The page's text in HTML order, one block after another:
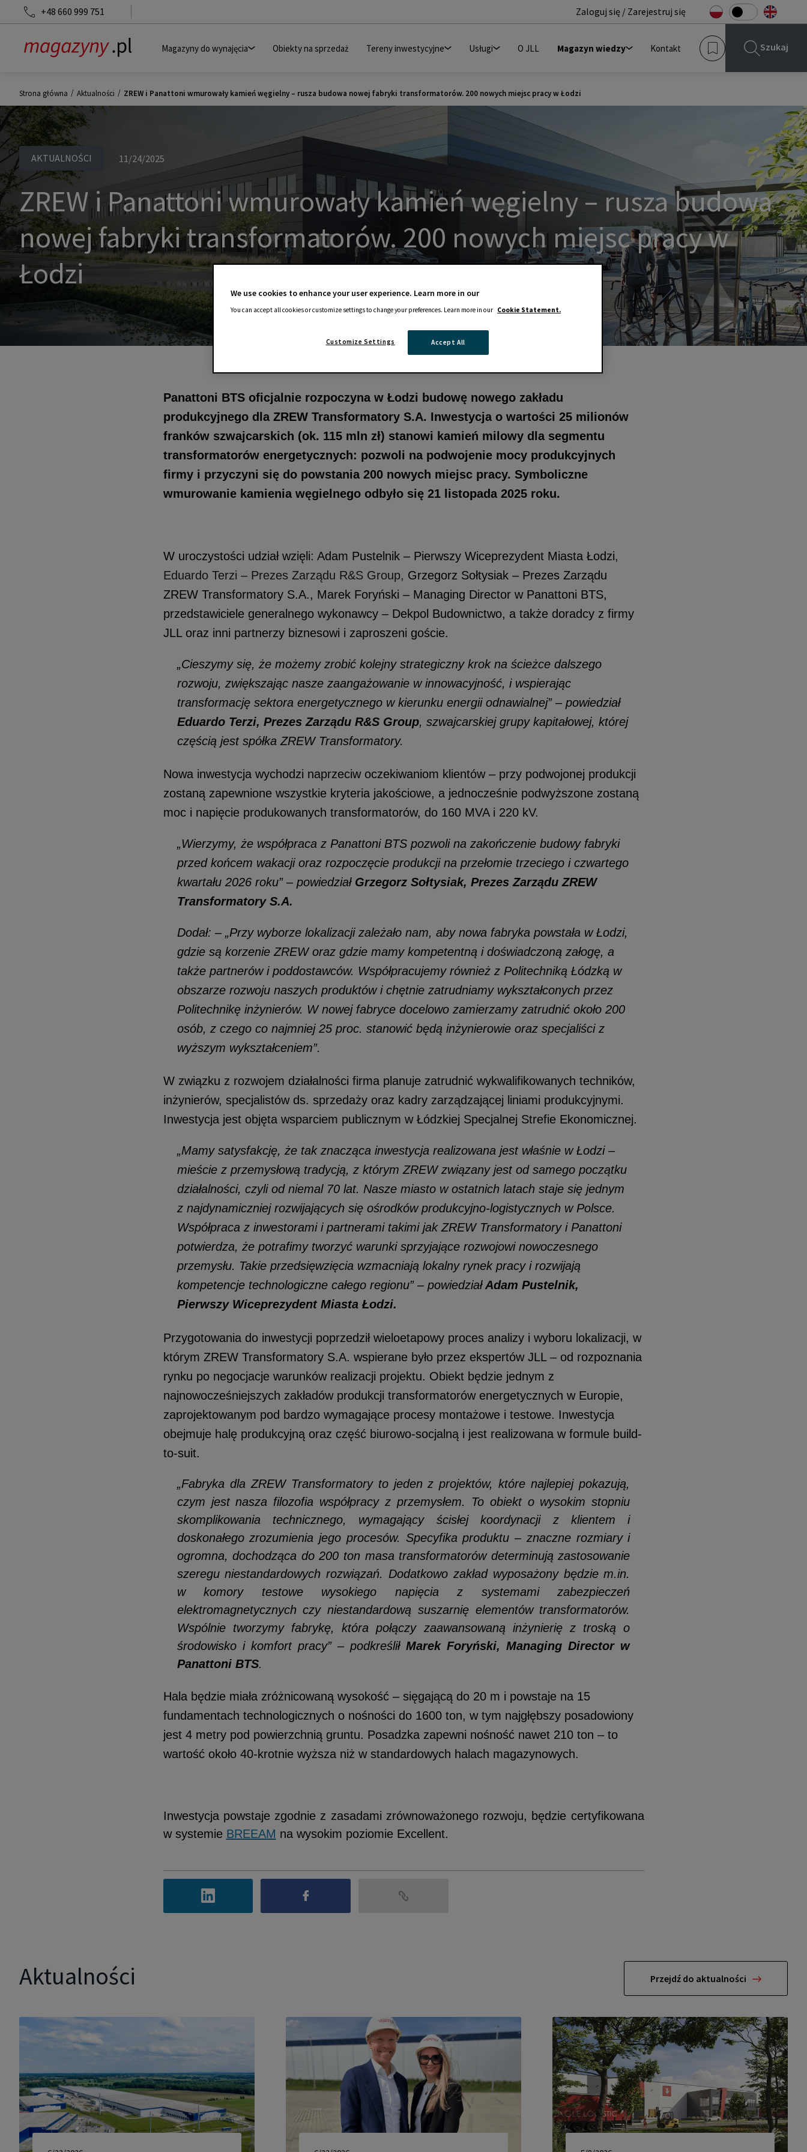
+48 660 999 751 Zaloguj się / Zarejestruj się
Magazyny do wynajęcia Obiekty na sprzedaż Tereny inwestycyjne Usługi O JLL Magazyn wiedzy Kontakt Szukaj
Strona główna / Aktualności / ZREW i Panattoni wmurowały kamień węgielny – rusza budowa nowej fabryki transformatorów. 200 nowych miejsc pracy w Łodzi
AKTUALNOŚCI 11/24/2025
ZREW i Panattoni wmurowały kamień węgielny – rusza budowa
nowej fabryki transformatorów. 200 nowych miejsc pracy w
Łodzi
Panattoni BTS oficjalnie rozpoczyna w Łodzi budowę nowego zakładu
produkcyjnego dla ZREW Transformatory S.A. Inwestycja o wartości 25 milionów
franków szwajcarskich (ok. 115 mln zł) stanowi kamień milowy dla segmentu
transformatorów energetycznych: pozwoli na podwojenie mocy produkcyjnych
firmy i przyczyni się do powstania 200 nowych miejsc pracy. Symboliczne
wmurowanie kamienia węgielnego odbyło się 21 listopada 2025 roku.
W uroczystości udział wzięli: Adam Pustelnik – Pierwszy Wiceprezydent Miasta Łodzi,
Eduardo Terzi – Prezes Zarządu R&S Group, Grzegorz Sołtysiak – Prezes Zarządu
ZREW Transformatory S.A., Marek Foryński – Managing Director w Panattoni BTS,
przedstawiciele generalnego wykonawcy – Dekpol Budownictwo, a także doradcy z firmy
JLL oraz inni partnerzy biznesowi i zaproszeni goście.
„Cieszymy się, że możemy zrobić kolejny strategiczny krok na ścieżce dalszego
rozwoju, zwiększając nasze zaangażowanie w innowacyjność, i wspierając
transformację sektora energetycznego w kierunku energii odnawialnej” – powiedział
Eduardo Terzi, Prezes Zarządu R&S Group, szwajcarskiej grupy kapitałowej, której
częścią jest spółka ZREW Transformatory.
Nowa inwestycja wychodzi naprzeciw oczekiwaniom klientów – przy podwojonej produkcji
zostaną zapewnione wszystkie kryteria jakościowe, a jednocześnie podwyższone zostaną
moc i napięcie produkowanych transformatorów, do 160 MVA i 220 kV.
„Wierzymy, że współpraca z Panattoni BTS pozwoli na zakończenie budowy fabryki
przed końcem wakacji oraz rozpoczęcie produkcji na przełomie trzeciego i czwartego
kwartału 2026 roku” – powiedział Grzegorz Sołtysiak, Prezes Zarządu ZREW
Transformatory S.A.
Dodał: – „Przy wyborze lokalizacji zależało nam, aby nowa fabryka powstała w Łodzi,
gdzie są korzenie ZREW oraz gdzie mamy kompetentną i doświadczoną załogę, a
także partnerów i poddostawców. Współpracujemy również z Politechniką Łódzką w
obszarze rozwoju naszych produktów i chętnie zatrudniamy wykształconych przez
Politechnikę inżynierów. W nowej fabryce docelowo zamierzamy zatrudnić około 200
osób, z czego co najmniej 25 proc. stanowić będą inżynierowie oraz specjaliści z
wyższym wykształceniem”.
W związku z rozwojem działalności firma planuje zatrudnić wykwalifikowanych techników,
inżynierów, specjalistów ds. sprzedaży oraz kadry zarządzającej liniami produkcyjnymi.
Inwestycja jest objęta wsparciem publicznym w Łódzkiej Specjalnej Strefie Ekonomicznej.
„Mamy satysfakcję, że tak znacząca inwestycja realizowana jest właśnie w Łodzi –
mieście z przemysłową tradycją, z którym ZREW związany jest od samego początku
działalności, czyli od niemal 70 lat. Nasze miasto w ostatnich latach staje się jednym
z najdynamiczniej rozwijających się ośrodków produkcyjno-logistycznych w Polsce.
Współpraca z inwestorami i partnerami takimi jak ZREW Transformatory i Panattoni
potwierdza, że potrafimy tworzyć warunki sprzyjające rozwojowi nowoczesnego
przemysłu. Takie przedsięwzięcia wzmacniają lokalny rynek pracy i rozwijają
kompetencje technologiczne całego regionu” – powiedziałAdam Pustelnik,
Pierwszy Wiceprezydent Miasta Łodzi.
Przygotowania do inwestycji poprzedził wieloetapowy proces analizy i wyboru lokalizacji, w
którym ZREW Transformatory S.A. wspierane było przez ekspertów JLL – od rozpoznania
rynku po negocjacje warunków realizacji projektu. Obiekt będzie jednym z
najnowocześniejszych zakładów produkcji transformatorów energetycznych w Europie,
zaprojektowanym pod bardzo wymagające procesy montażowe i testowe. Inwestycja
obejmuje halę produkcyjną oraz część biurowo-socjalną i jest realizowana w formule build-
to-suit.
„Fabryka dla ZREW Transformatory to jeden z projektów, które najlepiej pokazują,
czym jest nasza filozofia współpracy z przemysłem. To obiekt o wysokim stopniu
skomplikowania technicznego, wymagający ścisłej koordynacji z klientem i
doskonałego zrozumienia jego procesów. Specyfika produktu – znaczne rozmiary i
ogromna, dochodząca do 200 ton masa transformatorów determinują zastosowanie
szeregu niestandardowych rozwiązań. Dodatkowo zakład wyposażony będzie m.in.
w komory testowe wysokiego napięcia z systemami zabezpieczeń
elektromagnetycznych czy niestandardową suszarnię elementów transformatorów.
Wspólnie tworzymy fabrykę, która połączy zaawansowaną inżynierię z troską o
środowisko i komfort pracy” – podkreśliłMarek Foryński, Managing Director w
Panattoni BTS.
Hala będzie miała zróżnicowaną wysokość – sięgającą do 20 m i powstaje na 15
fundamentach technologicznych o nośności do 1600 ton, w tym najgłębszy posadowiony
jest 4 metry pod powierzchnią gruntu. Posadzka zapewni nośność nawet 210 ton – to
wartość około 40-krotnie wyższa niż w standardowych halach magazynowych.
Inwestycja powstaje zgodnie z zasadami zrównoważonego rozwoju, będzie certyfikowana
w systemie BREEAM na wysokim poziomie Excellent.
Aktualności Przejdź do aktualności
We use cookies to enhance your user experience. Learn more in our
You can accept all cookies or customize settings to change your preferences. Learn more in our Cookie Statement.
Accept All
Customize Settings